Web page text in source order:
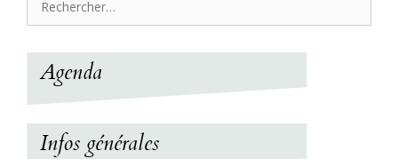
Agenda
Infos générales